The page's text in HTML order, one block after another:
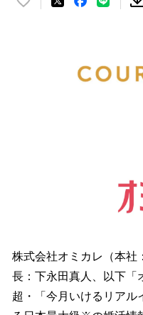
い
株式会社オミカレ（本社
長：下永田真人、以下「
超・「今月いけるリアル